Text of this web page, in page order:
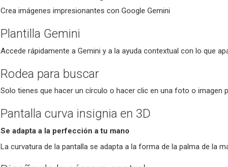
Crea imágenes impresionantes con Google Gemini
Plantilla Gemini
Accede rápidamente a Gemini y a la ayuda contextual con lo que
Rodea para buscar
Solo tienes que hacer un círculo o hacer clic en una foto o
Pantalla curva insignia en 3D
Se adapta a la perfección a tu mano
La curvatura de la pantalla se adapta a la forma de la palma de la